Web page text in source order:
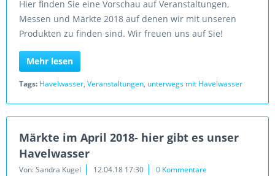
Hier finden Sie eine Vorschau auf Veranstaltungen,
Messen und Märkte 2018 auf denen wir mit unseren
Produkten zu finden sind. Wir freuen uns auf Sie!
Mehr lesen
Tags: Havelwasser, Veranstaltungen, unterwegs mit Havelwasser
Märkte im April 2018- hier gibt es unser
Havelwasser
Von: Sandra Kugel 12.04.18 17:30 0 Kommentare